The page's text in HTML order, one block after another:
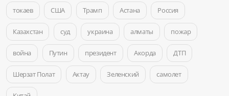
токаев США Трамп Астана Россия
Казахстан суд украина алматы пожар
война Путин президент Акорда ДТП
Шерзат Полат Актау Зеленский самолет